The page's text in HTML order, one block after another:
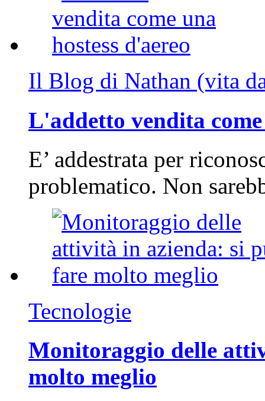
Il Blog di Nathan (vita
L'addetto vendita
E’ addestrata per
problematico. Non
Tecnologie
Monitoraggio delle
molto meglio